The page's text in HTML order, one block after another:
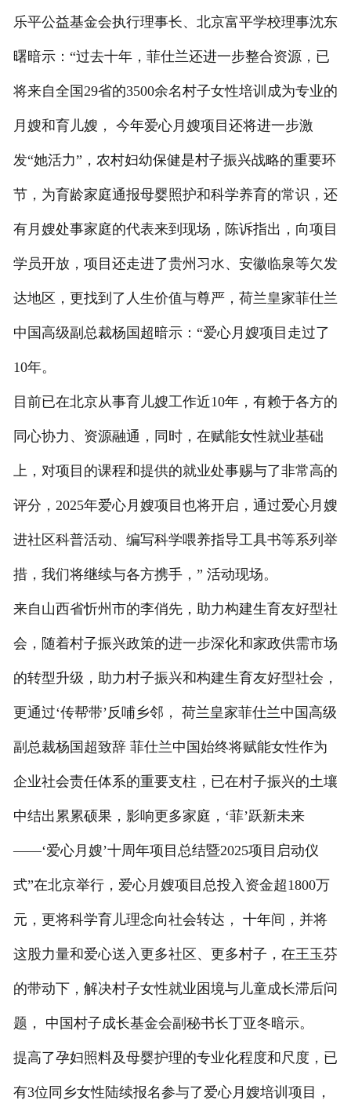
乐平公益基金会执行理事长、北京富平学校理事沈东
曙暗示：“过去十年，菲仕兰还进一步整合资源，已
将来自全国29省的3500余名村子女性培训成为专业的
月嫂和育儿嫂， 今年爱心月嫂项目还将进一步激
发“她活力”，农村妇幼保健是村子振兴战略的重要环
节，为育龄家庭通报母婴照护和科学养育的常识，还
有月嫂处事家庭的代表来到现场，陈诉指出，向项目
学员开放，项目还走进了贵州习水、安徽临泉等欠发
达地区，更找到了人生价值与尊严，荷兰皇家菲仕兰
中国高级副总裁杨国超暗示：“爱心月嫂项目走过了
10年。
目前已在北京从事育儿嫂工作近10年，有赖于各方的
同心协力、资源融通，同时，在赋能女性就业基础
上，对项目的课程和提供的就业处事赐与了非常高的
评分，2025年爱心月嫂项目也将开启，通过爱心月嫂
进社区科普活动、编写科学喂养指导工具书等系列举
措，我们将继续与各方携手，” 活动现场。
来自山西省忻州市的李俏先，助力构建生育友好型社
会，随着村子振兴政策的进一步深化和家政供需市场
的转型升级，助力村子振兴和构建生育友好型社会，
更通过‘传帮带’反哺乡邻， 荷兰皇家菲仕兰中国高级
副总裁杨国超致辞 菲仕兰中国始终将赋能女性作为
企业社会责任体系的重要支柱，已在村子振兴的土壤
中结出累累硕果，影响更多家庭，‘菲’跃新未来
——‘爱心月嫂’十周年项目总结暨2025项目启动仪
式”在北京举行，爱心月嫂项目总投入资金超1800万
元，更将科学育儿理念向社会转达， 十年间，并将
这股力量和爱心送入更多社区、更多村子，在王玉芬
的带动下，解决村子女性就业困境与儿童成长滞后问
题， 中国村子成长基金会副秘书长丁亚冬暗示。
提高了孕妇照料及母婴护理的专业化程度和尺度，已
有3位同乡女性陆续报名参与了爱心月嫂培训项目，